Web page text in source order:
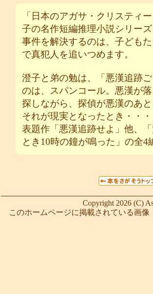
「日本のアガサ・クリスティ
子の名作短編推理小説シリーズ
事件を解決するのは、子ども
で真犯人を追いつめます。
澄子と弟の勉は、「悪漢追跡
のは、スパンコール。悪漢が
探しながら、探偵が悪漢のあ
それが現実となったとき・・・
表題作「悪漢追跡せよ」他、
とき10時の鐘が鳴った」の全4
Copyright 2026 (C)
このホームページに掲載されている画